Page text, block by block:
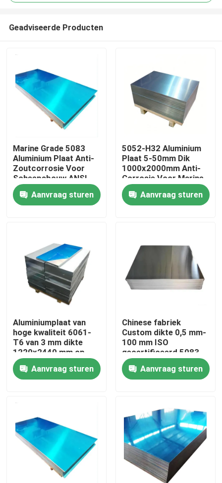
Thuis
video's
Over ons
Fabriekstocht
Kwaliteitscontrole
Nieuws
Vraag een offerte
De Bladen van de roestvrij staalplaat
Geadviseerde Producten
Marine Grade 5083
Aluminium Plaat Anti-
Zoutcorrosie Voor
Scheepsbouw ANSI
Gecertificeerd
Aanvraag sturen
5052-H32 Aluminium
Plaat 5-50mm Dik
1000x2000mm Anti-
Corrosie Voor Marine
Constructie
Aanvraag sturen
Aluminiumplaat van
hoge kwaliteit 6061-
T6 van 3 mm dikte
1220x2440 mm op
maat gesneden voor
industriële toepassing
in de luchtvaart
Aanvraag sturen
Chinese fabriek
Custom dikte 0,5 mm-
100 mm ISO
gecertificeerd 5083
H111 legering 1060
Pure aluminium plaat
Aanvraag sturen